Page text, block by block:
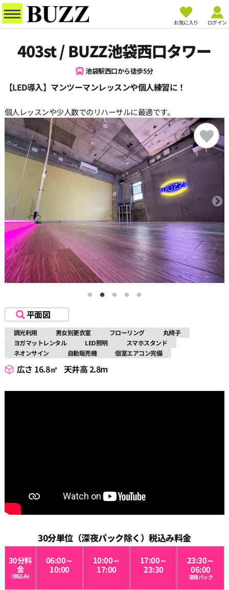
お気に入り ログイン
403st / BUZZ池袋西口タワー
池袋駅西口から徒歩5分
【LED導入】マンツーマンレッスンや個人練習に！
個人レッスンや少人数でのリハーサルに最適です。
平面図
調光利用 男女別更衣室 フローリング
丸椅子
ヨガマットレンタル
LED照明
スマホスタンド
ネオンサイン
自動販売機 個室エアコン完備
広さ 16.8㎡ 天井高 2.8m
30分単位（深夜パック除く）税込み料金
30分料
金
(税込み)
06:00～
10:00
10:00～
17:00
17:00～
23:30
23:30～
06:00
深夜パック